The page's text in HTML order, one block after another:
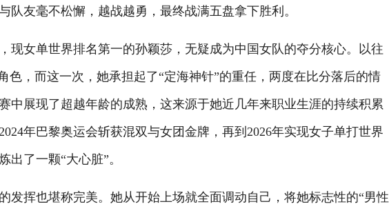
友毫不松懈，越战越勇，最终战满五盘拿下胜利。
女单世界排名第一的孙颖莎，无疑成为中国女队的夺分核心。以往
色，而这一次，她承担起了“定海神针”的重任，两度在比分落后的情
中展现了超越年龄的成熟，这来源于她近几年来职业生涯的持续积累
年巴黎奥运会斩获混双与女团金牌，再到2026年实现女子单打世界
了一颗“大心脏”。
挥也堪称完美。她从开始上场就全面调动自己，将她标志性的“男性